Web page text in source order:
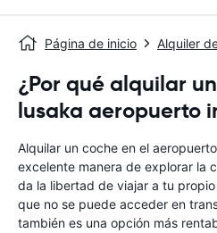
Página de inicio Alquiler
¿Por qué alquilar
lusaka aeropuerto
Alquilar un coche en el
excelente manera de explorar la
da la libertad de viajar a tu
que no se puede acceder en
también es una opción más